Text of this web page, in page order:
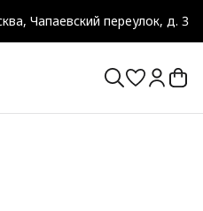
Чапаевский переулок, д. 3